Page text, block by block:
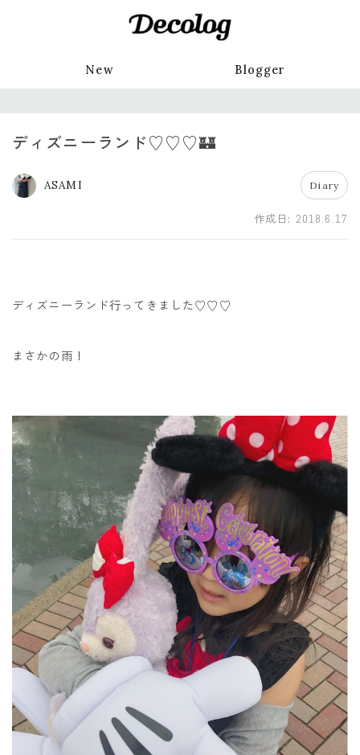
New Blogger
ディズニーランド♡♡♡🏰
ASAMI Diary
作成日: 2018.6.17
ディズニーランド行ってきました♡♡♡
まさかの雨！